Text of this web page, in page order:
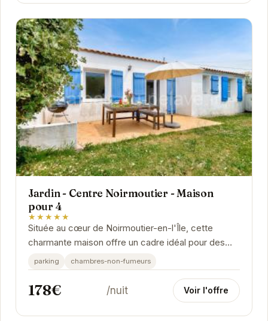
Jardin - Centre Noirmoutier - Maison
pour 4
★★★★★
Située au cœur de Noirmoutier-en-l'Île, cette
charmante maison offre un cadre idéal pour des
vacances relaxantes. Avec son jardin privé, vous...
parking chambres-non-fumeurs
178€ /nuit Voir l'offre